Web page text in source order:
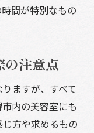
間が特別なもの
の注意点
ますが、すべて
内の美容室にも
方や求めるもの